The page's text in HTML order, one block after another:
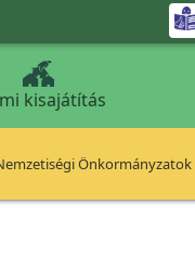
kisajátítás
Önkormányzatok